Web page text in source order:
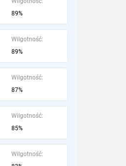
89%
Wilgotność:
89%
Wilgotność:
87%
Wilgotność:
85%
Wilgotność: